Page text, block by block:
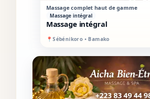
STANDARD MIXTE
Massage intégral
Massage complet haut de gamme
Massage intégral
📍Sébénikoro • Bamako